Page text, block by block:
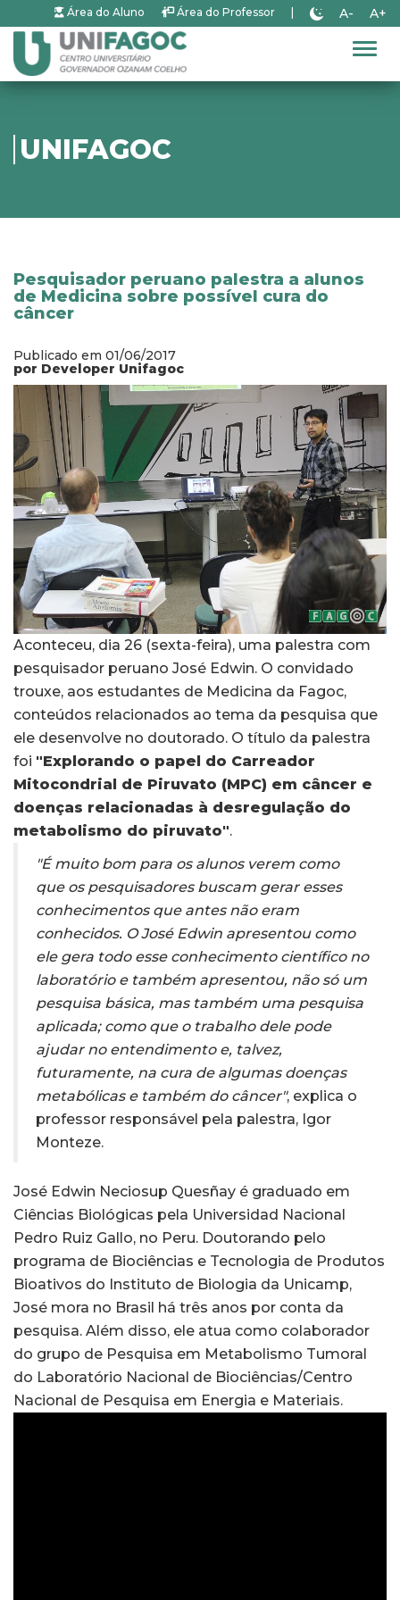
Área do Aluno Área do Professor A- A+
UNIFAGOC
Pesquisador peruano palestra a alunos
de Medicina sobre possível cura do
câncer
Publicado em 01/06/2017
por Developer Unifagoc
Aconteceu, dia 26 (sexta-feira), uma palestra com
pesquisador peruano José Edwin. O convidado
trouxe, aos estudantes de Medicina da Fagoc,
conteúdos relacionados ao tema da pesquisa que
ele desenvolve no doutorado. O título da palestra
foi "Explorando o papel do Carreador
Mitocondrial de Piruvato (MPC) em câncer e
doenças relacionadas à desregulação do
metabolismo do piruvato".
"É muito bom para os alunos verem como
que os pesquisadores buscam gerar esses
conhecimentos que antes não eram
conhecidos. O José Edwin apresentou como
ele gera todo esse conhecimento científico no
laboratório e também apresentou, não só um
pesquisa básica, mas também uma pesquisa
aplicada; como que o trabalho dele pode
ajudar no entendimento e, talvez,
futuramente, na cura de algumas doenças
metabólicas e também do câncer", explica o
professor responsável pela palestra, Igor
Monteze.
José Edwin Neciosup Quesñay é graduado em
Ciências Biológicas pela Universidad Nacional
Pedro Ruiz Gallo, no Peru. Doutorando pelo
programa de Biociências e Tecnologia de Produtos
Bioativos do Instituto de Biologia da Unicamp,
José mora no Brasil há três anos por conta da
pesquisa. Além disso, ele atua como colaborador
do grupo de Pesquisa em Metabolismo Tumoral
do Laboratório Nacional de Biociências/Centro
Nacional de Pesquisa em Energia e Materiais.